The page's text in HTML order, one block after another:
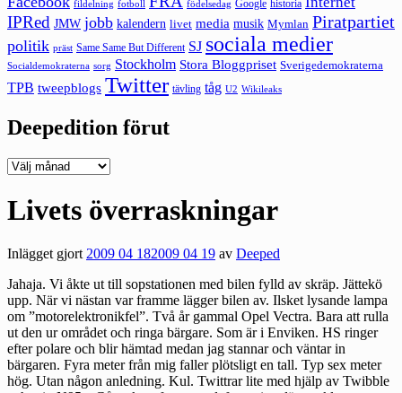
fildelning fotboll födelsedag Google historia
IPRed JMW jobb kalendern livet media musik Mymlan Piratpartiet
politik präst Same Same But Different SJ sociala medier
Socialdemokraterna sorg Stockholm Stora Bloggpriset Sverigedemokraterna
TPB tweepblogs Twitter tävling tåg U2 Wikileaks
Deepedition förut
Deepedition
Livets överraskningar
Inlägget gjort2009 04 182009 04 19 av Deeped
Jahaja. Vi åkte ut till sopstationen med bilen fylld av skräp. Jättekö
upp. När vi nästan var framme lägger bilen av. Ilsket lysande lampa
om ”motorelektronikfel”. Två år gammal Opel Vectra. Bara att rulla
ut den ur området och ringa bärgare. Som är i Enviken. HS ringer
efter polare och blir hämtad medan jag stannar och väntar in
bärgaren. Fyra meter från mig faller plötsligt en tall. Typ sex meter
hög. Utan någon anledning. Kul. Twittrar lite med hjälp av Twibble